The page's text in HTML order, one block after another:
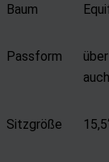
Baum
Passform
Sitzgröße